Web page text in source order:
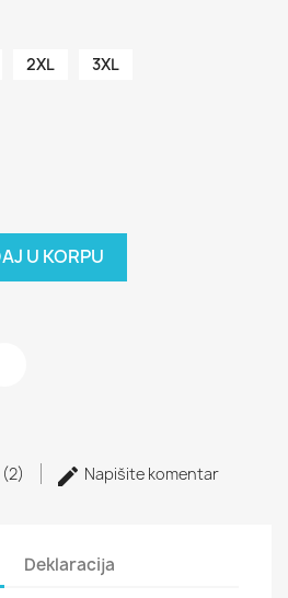
2XL 3XL
U KORPU
Napišite komentar
Deklaracija